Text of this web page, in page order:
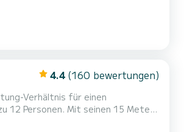
4.4 (160 bewertungen)
Verhältnis für einen
Bootsurlaub in der